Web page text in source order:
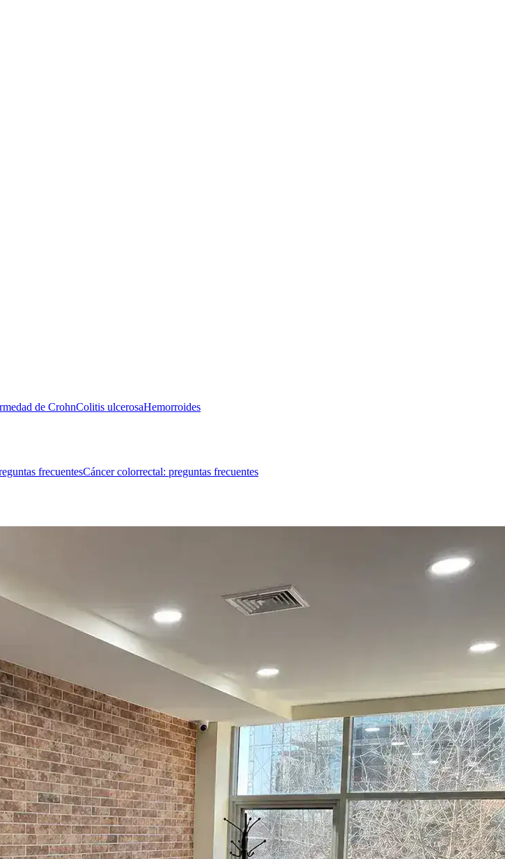
de CrohnColitis ulcerosaHemorroides
frecuentesCáncer colorrectal: preguntas frecuentes